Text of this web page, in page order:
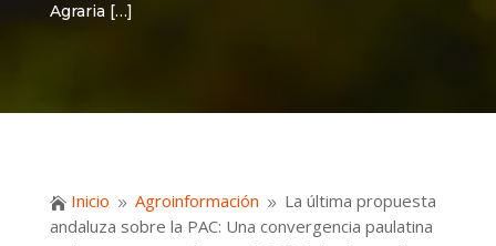
Agraria […]
 Inicio 9 Agroinformación 9 La última propuesta
andaluza sobre la PAC: Una convergencia paulatina